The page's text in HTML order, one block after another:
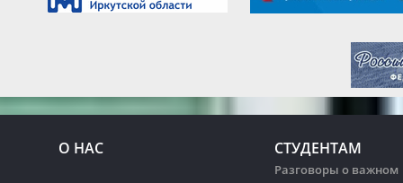
О НАС СТУДЕНТАМ
Разговоры о важном